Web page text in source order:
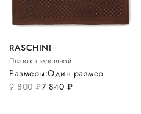
RASCHINI
Платок шерстяной
9 800руб.7 840 руб.
Размеры:Один размер